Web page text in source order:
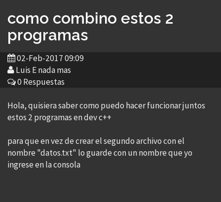
como combino estos 2
programas
02-Feb-2017 09:09
Luis E nada mas
0 Respuestas
Hola, quisiera saber como puedo hacer funcionar juntos
estos 2 programas en dev c++
para que en vez de crear el segundo archivo con el
nombre "datos.txt" lo guarde con un nombre que yo
ingrese en la consola